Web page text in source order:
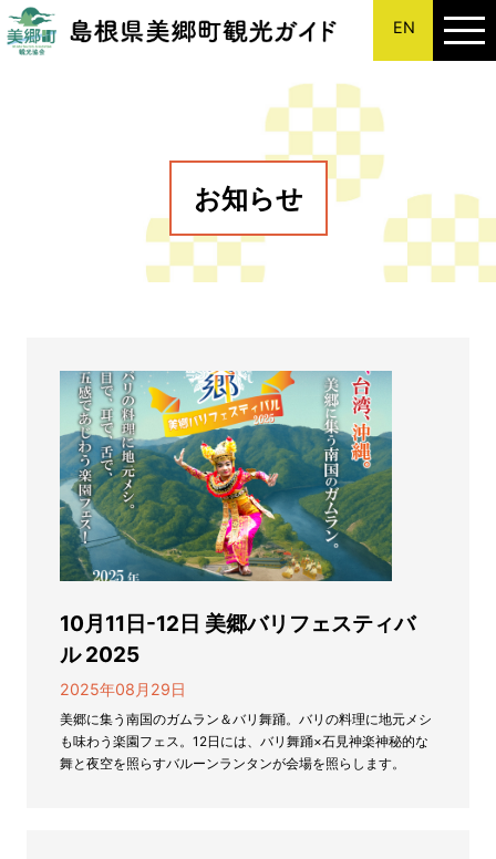
EN
お知らせ
10月11日-12日 美郷バリフェスティバ
ル 2025
2025年08月29日
美郷に集う南国のガムラン＆バリ舞踊。バリの料理に地元メシ
も味わう楽園フェス。12日には、バリ舞踊×石見神楽神秘的な
舞と夜空を照らすバルーンランタンが会場を照らします。